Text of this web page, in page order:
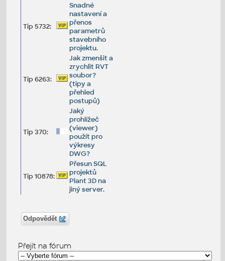
Tip 5732:
Snadné
nastavení a
přenos
parametrů
stavebního
projektu.
Tip 6263:
Jak zmenšit a
zrychlit RVT
soubor?
(tipy a
přehled
postupů)
Tip 370:
Jaký
prohlížeč
(viewer)
použít pro
výkresy
DWG?
Tip 10878:
Přesun SQL
projektů
Plant 3D na
jiný server.
Odpovědět
Přejít na fórum